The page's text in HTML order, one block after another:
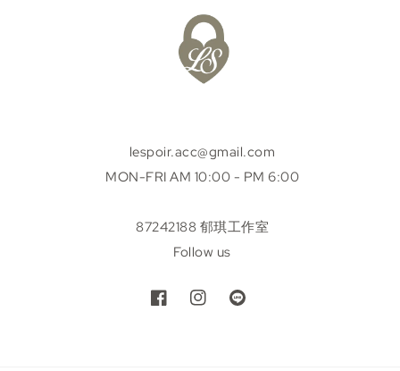
lespoir.acc@gmail.com
MON-FRI AM 10:00 - PM 6:00
87242188 郁琪工作室
Follow us